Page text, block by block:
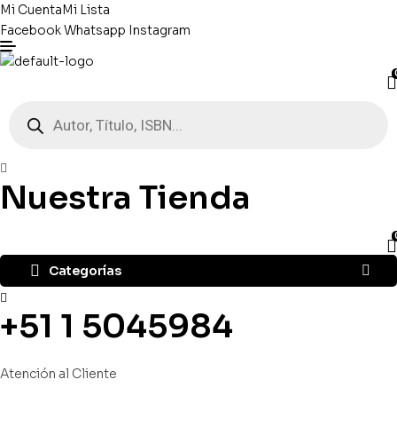
Mi CuentaMi Lista
FacebookWhatsapp Instagram
productos
Nuestra Tienda
Categorías
+51 1 5045984
Atención al Cliente